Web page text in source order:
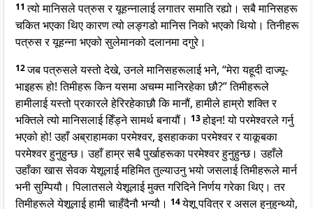
11त्यो मानिसले पत्रुस र यूहन्नालाई लगातर समाति रह्यो। सबै मानिसहरू
चकित भएका थिए कारण त्यो लङ्गडो मानिस निको भएको थियो। तिनीहरू
पत्रुस र यूहन्ना भएको सुलेमानको दलानमा दगुरे।
12जब पत्रुसले यस्तो देखे, उनले मानिसहरूलाई भने, “मेरा यहूदी दाज्यू-
भाइहरू हो! तिमीहरू किन यसमा अचम्म मानिरहेका छौ?” तिमीहरूले
हामीलाई यस्तो प्रकारले हेरिरहेकाछौ कि मानौं, हामीले हाम्रो शक्ति र
भक्तिले त्यो मानिसलाई हिँड्ने सामर्थ बनायौं। 13होइन! यो परमेश्वरले गर्नु
भएको हो! उहाँ अब्राहामका परमेश्वर, इसहाकका परमेश्वर र याकूबका
परमेश्वर हुनुहुन्छ। उहाँ हाम्र सबै पुर्खाहरूका परमेश्वर हुनुहुन्छ। उहाँले
उहाँका खास सेवक येशूलाई महिमित तुल्याउनु भयो जसलाई तिमीहरूले मार्न
भनी सुम्पियौ। पिलातसले येशूलाई मुक्त गरिदिने निर्णय गरेका थिए। तर
तिमीहरूले येशूलाई हामी चाहँदैनौ भन्यौ। 14येशू पवित्र र असल हुनुहुन्थ्यो,